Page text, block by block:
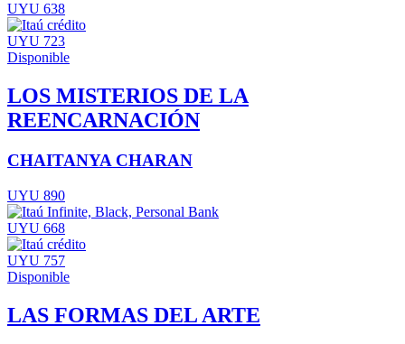
UYU 638
UYU 723
Disponible
LOS MISTERIOS DE LA
REENCARNACIÓN
CHAITANYA CHARAN
UYU 890
UYU 668
UYU 757
Disponible
LAS FORMAS DEL ARTE